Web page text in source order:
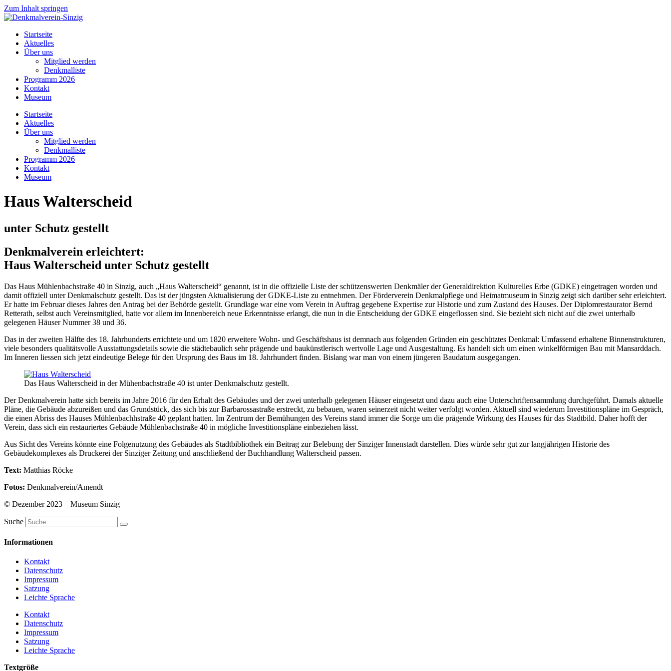
Zum Inhalt springen
Startseite
Aktuelles
Über uns
Mitglied werden
Denkmalliste
Programm 2026
Kontakt
Museum
Startseite
Aktuelles
Über uns
Mitglied werden
Denkmalliste
Programm 2026
Kontakt
Museum
Haus Walterscheid
unter Schutz gestellt
Denkmalverein erleichtert:
Haus Walterscheid unter Schutz gestellt
Das Haus Mühlenbachstraße 40 in Sinzig, auch „Haus Walterscheid“ genannt, ist in die offizielle Liste der schützenswerten Denkmäler der Generaldirektion Kulturelles Erbe (GDKE) eingetragen worden und
damit offiziell unter Denkmalschutz gestellt. Das ist der jüngsten Aktualisierung der GDKE-Liste zu entnehmen. Der Förderverein Denkmalpflege und Heimatmuseum in Sinzig zeigt sich darüber sehr erleichtert.
Er hatte im Februar dieses Jahres den Antrag bei der Behörde gestellt. Grundlage war eine vom Verein in Auftrag gegebene Expertise zur Historie und zum Zustand des Hauses. Der Diplomrestaurator Bernd
Retterath, selbst auch Vereinsmitglied, hatte vor allem im Innenbereich neue Erkenntnisse erlangt, die nun in die Entscheidung der GDKE eingeflossen sind. Sie bezieht sich nicht auf die zwei unterhalb
gelegenen Häuser Nummer 38 und 36.
Das in der zweiten Hälfte des 18. Jahrhunderts errichtete und um 1820 erweitere Wohn- und Geschäftshaus ist demnach aus folgenden Gründen ein geschütztes Denkmal: Umfassend erhaltene Binnenstrukturen,
viele besonders qualitätsvolle Ausstattungsdetails sowie die städtebaulich sehr prägende und baukünstlerisch wertvolle Lage und Ausgestaltung. Es handelt sich um einen winkelförmigen Bau mit Mansarddach.
Im Inneren liessen sich jetzt eindeutige Belege für den Ursprung des Baus im 18. Jahrhundert finden. Bislang war man von einem jüngeren Baudatum ausgegangen.
Das Haus Walterscheid in der Mühenbachstraße 40 ist unter Denkmalschutz gestellt.
Der Denkmalverein hatte sich bereits im Jahre 2016 für den Erhalt des Gebäudes und der zwei unterhalb gelegenen Häuser eingesetzt und dazu auch eine Unterschriftensammlung durchgeführt. Damals aktuelle
Pläne, die Gebäude abzureißen und das Grundstück, das sich bis zur Barbarossastraße erstreckt, zu bebauen, waren seinerzeit nicht weiter verfolgt worden. Aktuell sind wiederum Investitionspläne im Gespräch,
die einen Abriss des Hauses Mühlenbachhstraße 40 geplant hatten. Im Zentrum der Bemühungen des Vereins stand immer die Sorge um die prägende Wirkung des Hauses für das Stadtbild. Daher hofft der
Verein, dass sich ein restauriertes Gebäude Mühlenbachstraße 40 in mögliche Investitionspläne einbeziehen lässt.
Aus Sicht des Vereins könnte eine Folgenutzung des Gebäudes als Stadtbibliothek ein Beitrag zur Belebung der Sinziger Innenstadt darstellen. Dies würde sehr gut zur langjährigen Historie des
Gebäudekomplexes als Druckerei der Sinziger Zeitung und anschließend der Buchhandlung Walterscheid passen.
Text: Matthias Röcke
Fotos: Denkmalverein/Amendt
© Dezember 2023 – Museum Sinzig
Suche
Informationen
Kontakt
Datenschutz
Impressum
Satzung
Leichte Sprache
Kontakt
Datenschutz
Impressum
Satzung
Leichte Sprache
Textgröße